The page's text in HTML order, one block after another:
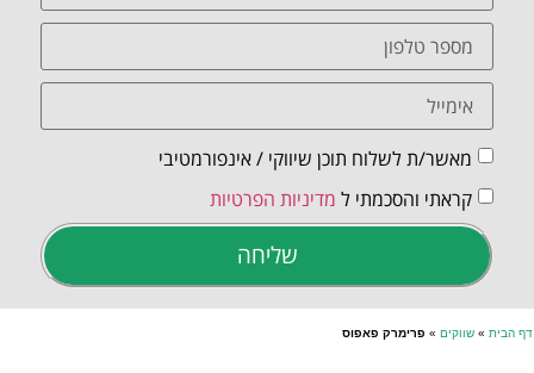
מאשר/ת לשלוח תוכן שיווקי / אינפורמטיבי
קראתי והסכמתי ל מדיניות הפרטיות
שליחה
דף הבית » שווקים » פרימרק פאפוס